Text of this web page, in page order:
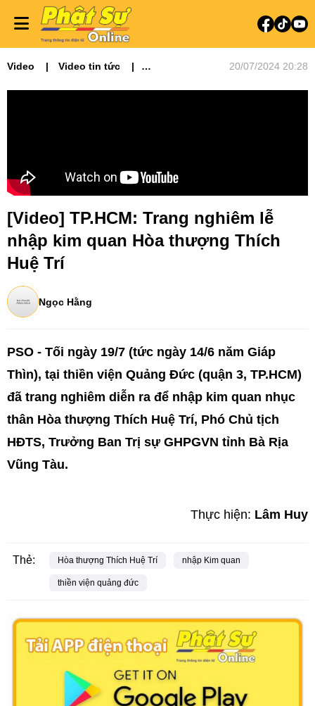
Video
Video tin tức
20/07/2024 20:28
[Video] TP.HCM: Trang nghiêm lễ
nhập kim quan Hòa thượng Thích
Huệ Trí
Ngọc Hằng
PSO - Tối ngày 19/7 (tức ngày 14/6 năm Giáp
Thìn), tại thiền viện Quảng Đức (quận 3, TP.HCM)
đã trang nghiêm diễn ra để nhập kim quan nhục
thân Hòa thượng Thích Huệ Trí, Phó Chủ tịch
HĐTS, Trưởng Ban Trị sự GHPGVN tỉnh Bà Rịa
Vũng Tàu.
Thực hiện: Lâm Huy
Thẻ: Hòa thượng Thích Huệ Trí nhập Kim quan
thiền viện quảng đức